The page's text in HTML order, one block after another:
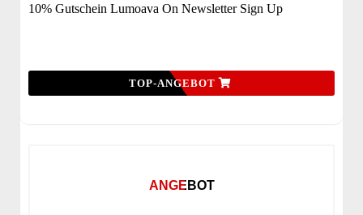
10% Gutschein Lumoava On Newsletter Sign Up
TOP-ANGEBOT
ANGEBOT